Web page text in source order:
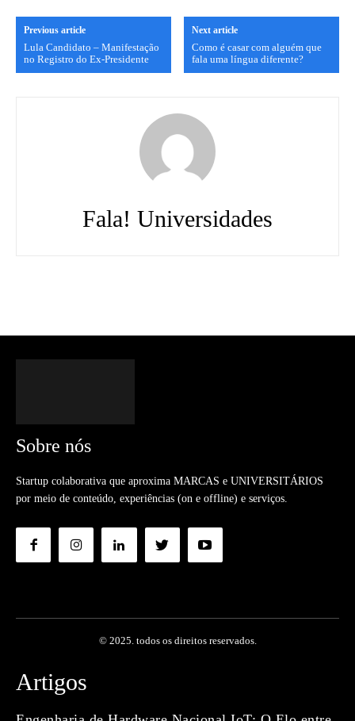
Previous article
Lula Candidato – Manifestação
no Registro do Ex-Presidente
Next article
Como é casar com alguém que
fala uma língua diferente?
Fala! Universidades
Sobre nós
Startup colaborativa que aproxima MARCAS e UNIVERSITÁRIOS
por meio de conteúdo, experiências (on e offline) e serviços.
© 2025. todos os direitos reservados.
Artigos